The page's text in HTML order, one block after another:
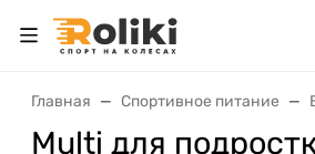
Главная Спортивное питание
Multi для